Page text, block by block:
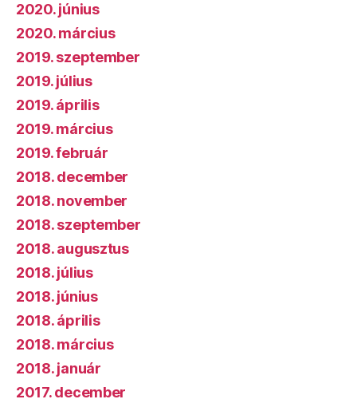
2020. június
2020. március
2019. szeptember
2019. július
2019. április
2019. március
2019. február
2018. december
2018. november
2018. szeptember
2018. augusztus
2018. július
2018. június
2018. április
2018. március
2018. január
2017. december